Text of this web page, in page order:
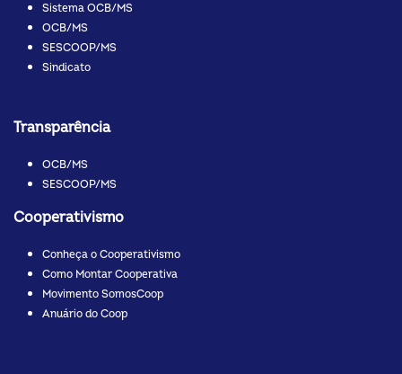
Sistema OCB/MS
OCB/MS
SESCOOP/MS
Sindicato
Transparência
OCB/MS
SESCOOP/MS
Cooperativismo
Conheça o Cooperativismo
Como Montar Cooperativa
Movimento SomosCoop
Anuário do Coop